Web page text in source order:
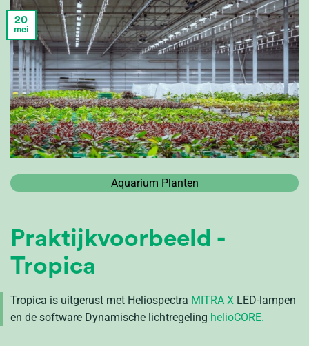
20
mei
Aquarium Planten
Praktijkvoorbeeld -
Tropica
Tropica is uitgerust met Heliospectra MITRA X LED-lampen
en de software Dynamische lichtregeling helioCORE.